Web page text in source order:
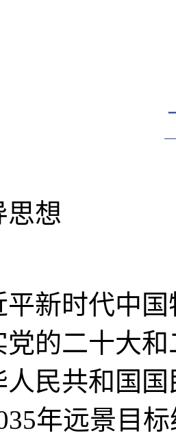
思想
平新时代中
党的二十大
人民共和国
年远景目